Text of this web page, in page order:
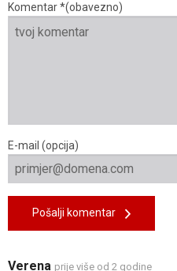
Komentar *(obavezno)
E-mail (opcija)
Pošalji komentar
Verena prije više od 2 godine